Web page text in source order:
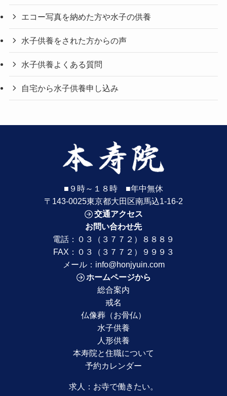
エコー写真を納めた方や水子の供養
水子供養をされた方からの声
水子供養よくある質問
自宅から水子供養申し込み
■９時～１８時 ■年中無休
〒143-0025東京都大田区南馬込1-16-2
交通アクセス
お問い合わせ先
電話： ０３（３７７２）８８８９
FAX：０３（３７７２）９９９３
メール： info@honjyuin.com
ホームページから
総合案内
戒名
仏像葬（お骨仏）
水子供養
人形供養
本寿院と住職について
予約カレンダー
求人： お寺で働きたい。